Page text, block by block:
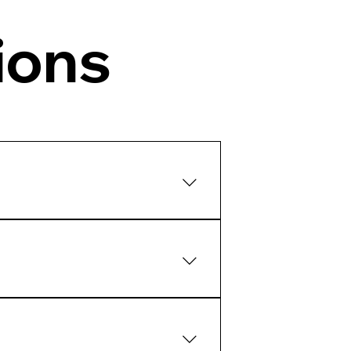
les solutions de paiement.
portables et fixes,